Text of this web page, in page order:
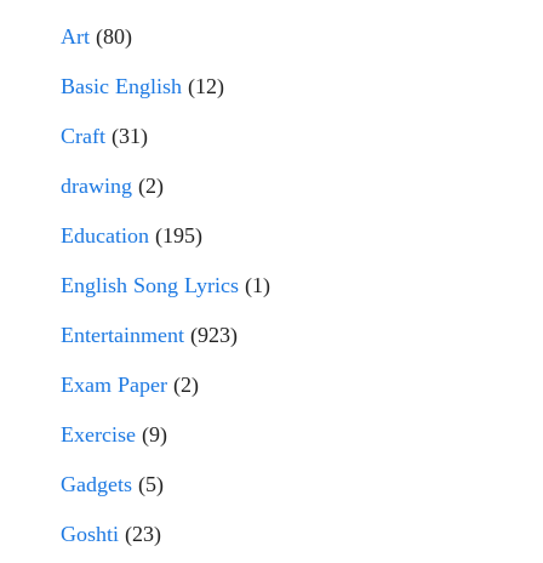
Art (80)
Basic English (12)
Craft (31)
drawing (2)
Education (195)
English Song Lyrics (1)
Entertainment (923)
Exam Paper (2)
Exercise (9)
Gadgets (5)
Goshti (23)